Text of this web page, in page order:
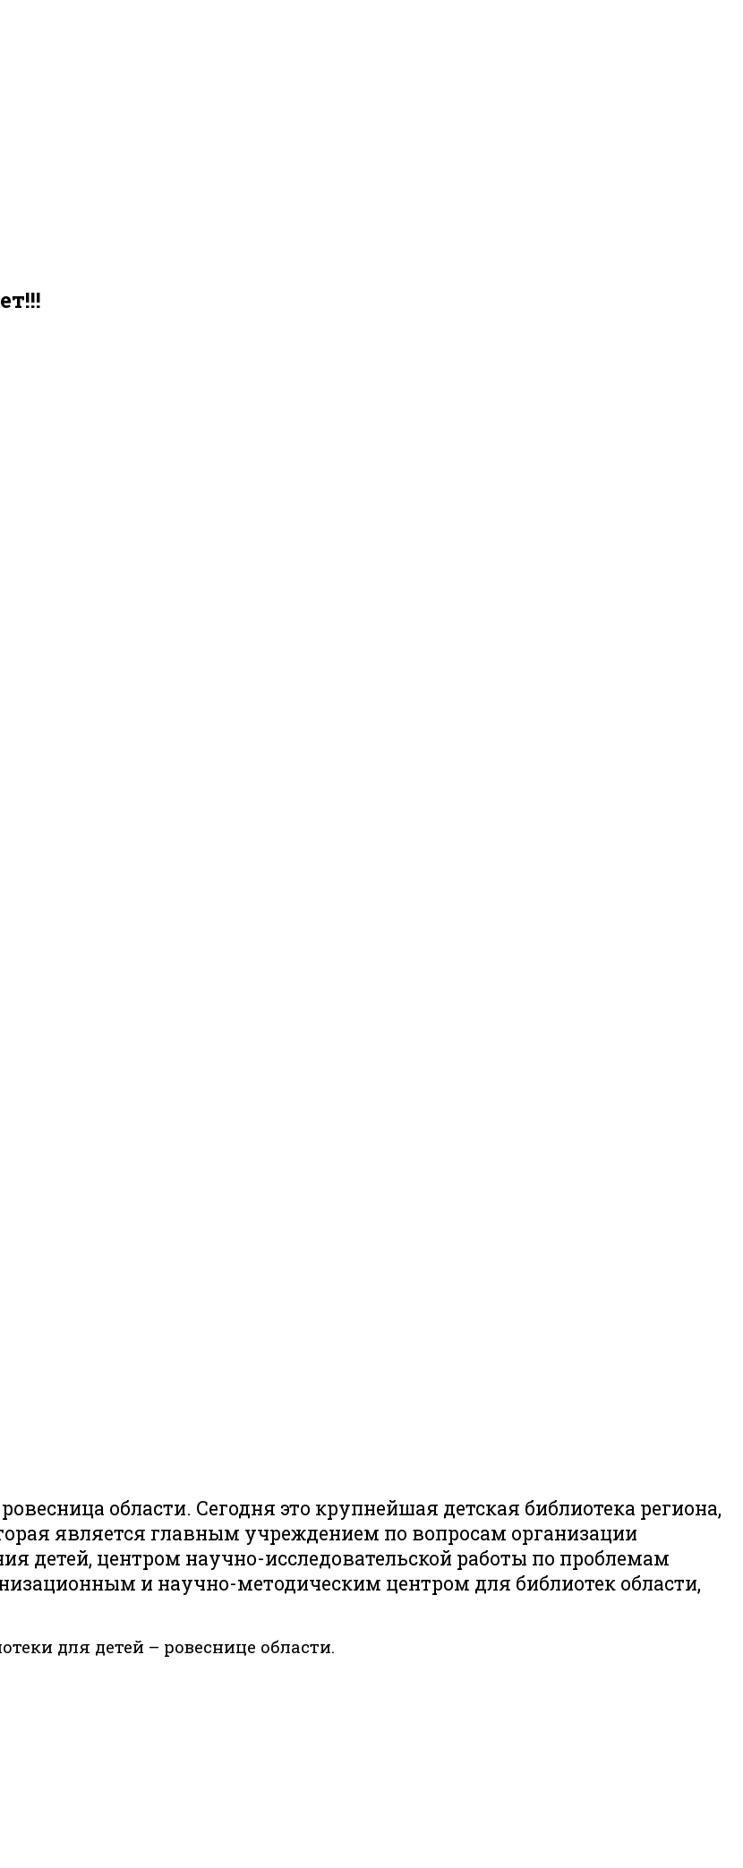
области. Сегодня это крупнейшая детская библиотека региона,
является главным учреждением по вопросам организации
детей, центром научно-исследовательской работы по проблемам
и научно-методическим центром для библиотек области,
для детей – ровеснице области.